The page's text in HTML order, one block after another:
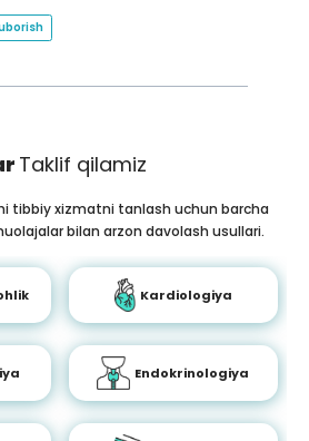
Taklif qilamiz
tibbiy xizmatni tanlash uchun barcha
bilan arzon davolash usullari.
Kardiologiya
Endokrinologiya